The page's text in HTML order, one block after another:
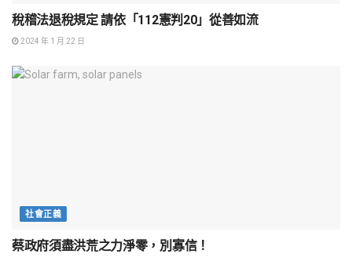
稅稽法退稅規定 請依「112憲判20」從善如流
2024 年 1 月 22 日
社會正義
蔡政府須盡洪荒之力淨零，別寡信！